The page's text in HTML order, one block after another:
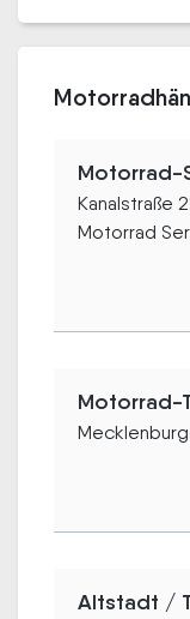
Motorrad-
Kanalstraße
Motorrad
Motorrad-
Altstadt /